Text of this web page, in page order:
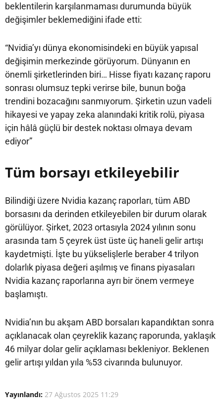
beklentilerin karşılanmaması durumunda büyük
değişimler beklemediğini ifade etti:
“Nvidia’yı dünya ekonomisindeki en büyük yapısal
değişimin merkezinde görüyorum. Dünyanın en
önemli şirketlerinden biri… Hisse fiyatı kazanç raporu
sonrası olumsuz tepki verirse bile, bunun boğa
trendini bozacağını sanmıyorum. Şirketin uzun vadeli
hikayesi ve yapay zeka alanındaki kritik rolü, piyasa
için hâlâ güçlü bir destek noktası olmaya devam
ediyor”
Tüm borsayı etkileyebilir
Bilindiği üzere Nvidia kazanç raporları, tüm ABD
borsasını da derinden etkileyebilen bir durum olarak
görülüyor. Şirket, 2023 ortasıyla 2024 yılının sonu
arasında tam 5 çeyrek üst üste üç haneli gelir artışı
kaydetmişti. İşte bu yükselişlerle beraber 4 trilyon
dolarlık piyasa değeri aşılmış ve finans piyasaları
Nvidia kazanç raporlarına ayrı bir önem vermeye
başlamıştı.
Nvidia’nın bu akşam ABD borsaları kapandıktan sonra
açıklanacak olan çeyreklik kazanç raporunda, yaklaşık
46 milyar dolar gelir açıklaması bekleniyor. Beklenen
gelir artışı yıldan yıla %53 civarında bulunuyor.
Yayınlandı: 27 Ağustos 2025 11:29